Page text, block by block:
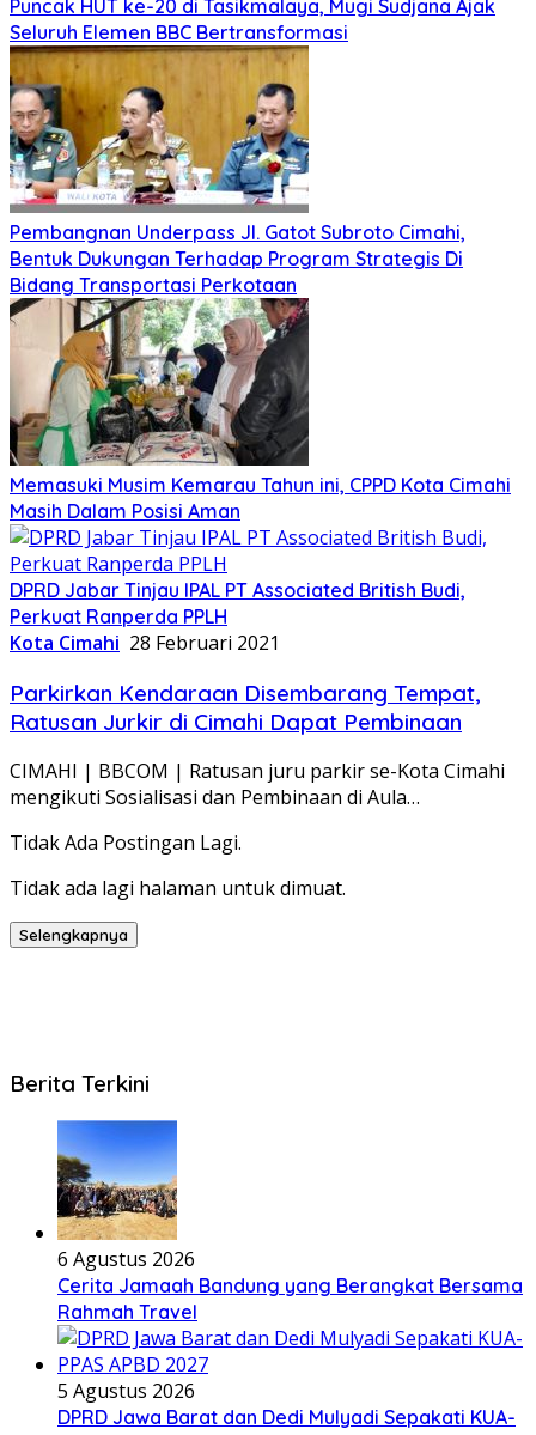
Puncak HUT ke-20 di Tasikmalaya, Mugi Sudjana Ajak
Seluruh Elemen BBC Bertransformasi
Pembangnan Underpass Jl. Gatot Subroto Cimahi,
Bentuk Dukungan Terhadap Program Strategis Di
Bidang Transportasi Perkotaan
Memasuki Musim Kemarau Tahun ini, CPPD Kota Cimahi
Masih Dalam Posisi Aman
DPRD Jabar Tinjau IPAL PT Associated British Budi,
Perkuat Ranperda PPLH
Kota Cimahi 28 Februari 2021
Parkirkan Kendaraan Disembarang Tempat,
Ratusan Jurkir di Cimahi Dapat Pembinaan
CIMAHI | BBCOM | Ratusan juru parkir se-Kota Cimahi
mengikuti Sosialisasi dan Pembinaan di Aula…
Tidak Ada Postingan Lagi.
Tidak ada lagi halaman untuk dimuat.
Selengkapnya
Berita Terkini
6 Agustus 2026
Cerita Jamaah Bandung yang Berangkat Bersama
Rahmah Travel
5 Agustus 2026
DPRD Jawa Barat dan Dedi Mulyadi Sepakati KUA-